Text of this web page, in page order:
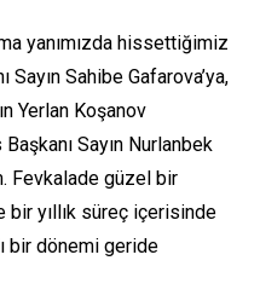
yanımızda hissettiğimiz
Sahibe Gafarova’ya,
Yerlan Koşanov
Sayın Nurlanbek
Fevkalade güzel bir
yıllık süreç içerisinde
bir dönemi geride